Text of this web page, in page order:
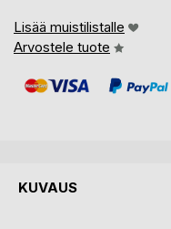
Lisää muistilistalle
Arvostele tuote
KUVAUS